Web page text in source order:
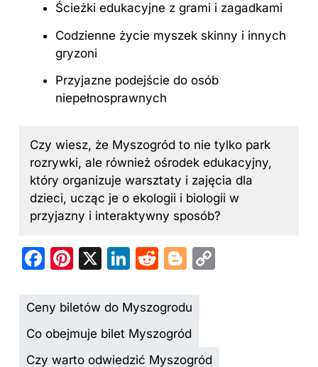
Ścieżki edukacyjne z grami i zagadkami
Codzienne życie myszek skinny i innych
gryzoni
Przyjazne podejście do osób
niepełnosprawnych
Czy wiesz, że Myszogród to nie tylko park
rozrywki, ale również ośrodek edukacyjny,
który organizuje warsztaty i zajęcia dla
dzieci, ucząc je o ekologii i biologii w
przyjazny i interaktywny sposób?
F
c
e
Pi
er
e
st
X
Li
k
e
dI
R
d
di
t
Bl
g
g
er
Ceny biletów do Myszogrodu
Co obejmuje bilet Myszogród
Czy warto odwiedzić Myszogród